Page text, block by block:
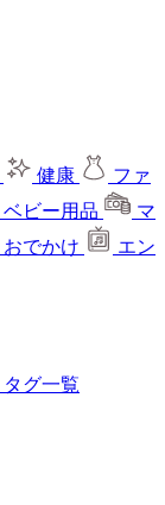
健康
ファ
ベビー用品
マ
おでかけ
エン
タグ一覧